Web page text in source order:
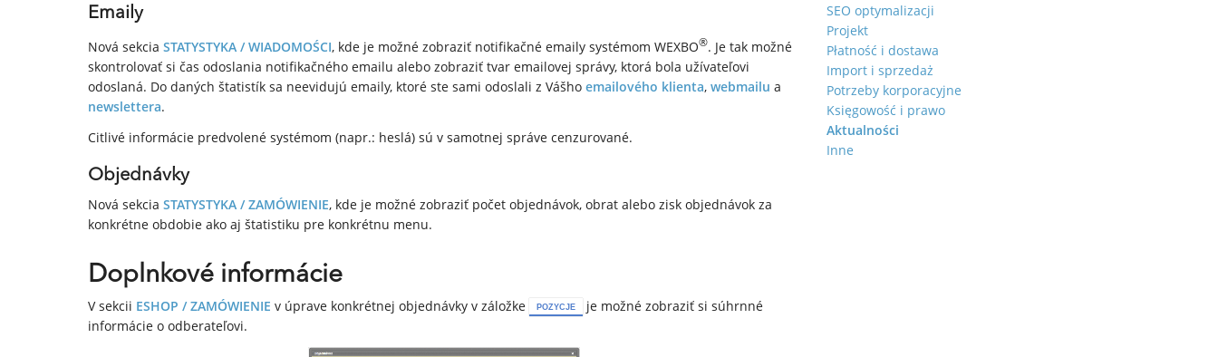
Emaily
Nová sekcia STATYSTYKA / WIADOMOŚCI, kde je možné zobraziť notifikačné emaily systémom WEXBO®. Je tak možné
skontrolovať si čas odoslania notifikačného emailu alebo zobraziť tvar emailovej správy, ktorá bola užívateľovi
odoslaná. Do daných štatistík sa neevidujú emaily, ktoré ste sami odoslali z Vášho emailového klienta, webmailu a
newslettera.
Citlivé informácie predvolené systémom (napr.: heslá) sú v samotnej správe cenzurované.
Objednávky
Nová sekcia STATYSTYKA / ZAMÓWIENIE, kde je možné zobraziť počet objednávok, obrat alebo zisk objednávok za
konkrétne obdobie ako aj štatistiku pre konkrétnu menu.
Doplnkové informácie
V sekcii ESHOP / ZAMÓWIENIE v úprave konkrétnej objednávky v záložke POZYCJE
je možné zobraziť si súhrnné
informácie o odberateľovi.
SEO optymalizacji
Projekt
Płatność i dostawa
Import i sprzedaż
Potrzeby korporacyjne
Księgowość i prawo
Aktualności
Inne